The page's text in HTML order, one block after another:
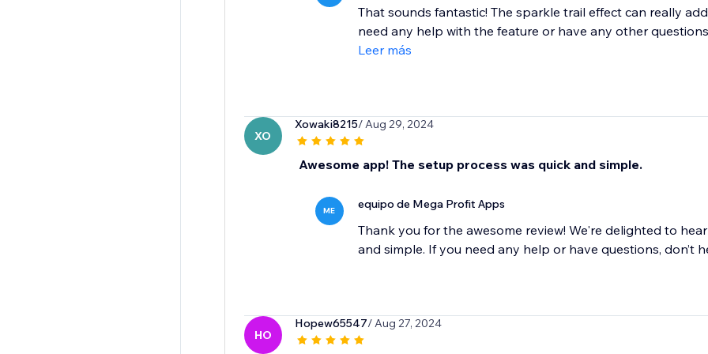
That sounds fantastic! The sparkle trail effect can really
need any help with the feature or have any other
Leer más
XO
Xowaki8215/ Aug 29, 2024
Awesome app! The setup process was quick and simple.
ME equipo de Mega Profit Apps
Thank you for the awesome review! We're delighted to
and simple. If you need any help or have questions, don’t
HO
Hopew65547/ Aug 27, 2024